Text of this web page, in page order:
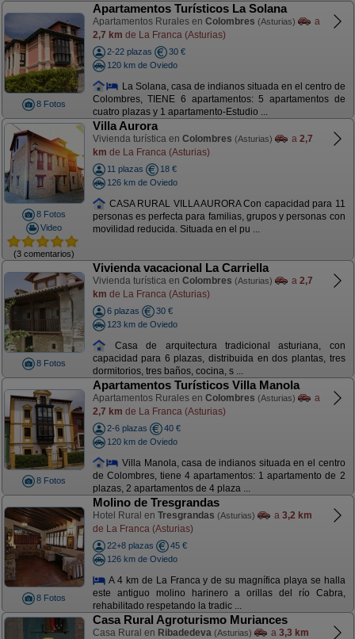
8 Fotos
Apartamentos Turísticos La Solana
Apartamentos Rurales en Colombres (Asturias)
a
2,7 km de La Franca (Asturias)
2-22 plazas
30 €
120 km de Oviedo
La Solana, casa de indianos situada en el centro de
Colombres, TIENE 6 apartamentos: 5 apartamentos de
cuatro plazas y 1 apartamento-Estudio ...
8 Fotos
Video
(3 comentarios)
Villa Aurora
Vivienda turística en Colombres (Asturias) a 2,7
km de La Franca (Asturias)
11 plazas
18 €
126 km de Oviedo
CASA RURAL VILLA AURORA Con capacidad para 11
personas es perfecta para familias, grupos y personas con
movilidad reducida. Situada en el pu ...
8 Fotos
Vivienda vacacional La Carriella
Vivienda turística en Colombres (Asturias) a 2,7
km de La Franca (Asturias)
6 plazas
30 €
123 km de Oviedo
Casa de arquitectura tradicional asturiana, con
capacidad para 6 plazas, distribuida en dos plantas, tres
dormitorios, tres baños, cocina, s ...
8 Fotos
Apartamentos Turísticos Villa Manola
Apartamentos Rurales en Colombres (Asturias)
a
2,7 km de La Franca (Asturias)
2-6 plazas
40 €
120 km de Oviedo
Villa Manola, casa de indianos situada en el centro
de Colombres, tiene 4 apartamentos: 1 apartamento de 2
plazas, 2 apartamentos de 4 plaza ...
8 Fotos
Molino de Tresgrandas
Hotel Rural en Tresgrandas (Asturias) a 3,2 km
de La Franca (Asturias)
22+8 plazas
45 €
126 km de Oviedo
A 4 km de La Franca y de su magnífica playa se halla
este antiguo molino harinero a orillas del río Cabra,
rehabilitado respetando la tradic ...
Casa Rural Agroturismo Muriances
Casa Rural en Ribadedeva (Asturias) a 3,3 km